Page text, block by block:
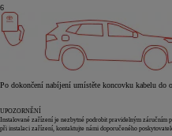
6
Po dokončení nabíjení umístěte koncovku kabelu do
UPOZORNĚNÍ
Instalované zařízení je nezbytné podrobit pravidelným záručním
při instalaci zařízení, kontaktujte námi doporučeného